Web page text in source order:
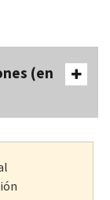
(en